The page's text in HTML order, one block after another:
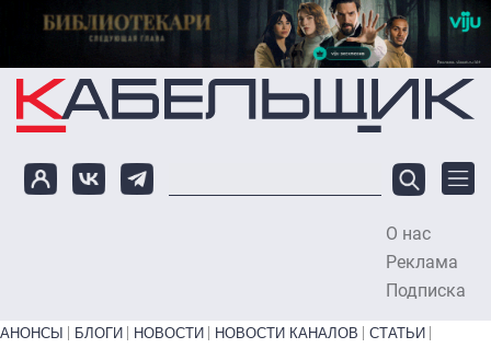
Перейти к основному содержанию
О нас
Реклама
Подписка
Primary links bottom
АНОНСЫ БЛОГИ НОВОСТИ НОВОСТИ КАНАЛОВ
СТАТЬИ